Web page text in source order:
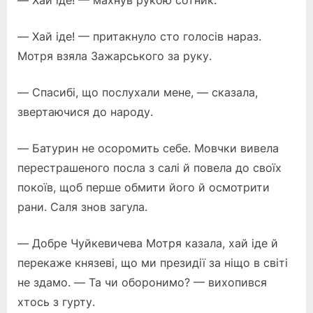
— Хай іде! — притакнуло сто голосів нараз.
Мотря взяла Зажарського за руку.
— Спасибі, що послухали мене, — сказала,
звертаючися до народу.
— Батурин не осоромить себе. Мовчки вивела
перестрашеного посла з салі й повела до своїх
покоїв, щоб перше обмити його й осмотрити
рани. Саля знов загула.
— Добре Чуйкевичева Мотря казала, хай іде й
перекаже князеві, що ми президії за ніщо в світі
не здамо. — Та чи оборонимо? — вихопився
хтось з гурту.